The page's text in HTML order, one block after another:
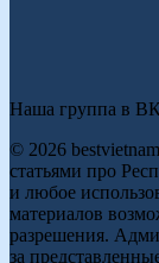
Наша группа в ВК
© 2026
статьями про
и любое
материалов
разрешения.
за